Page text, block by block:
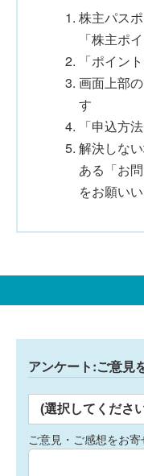
株主パス
「株主ポ
「ポイン
画面上部
す
「申込方
解決しな
ある「お
をお願い
アンケート:ご意見
(選択してくださ
ご意見・ご感想をお